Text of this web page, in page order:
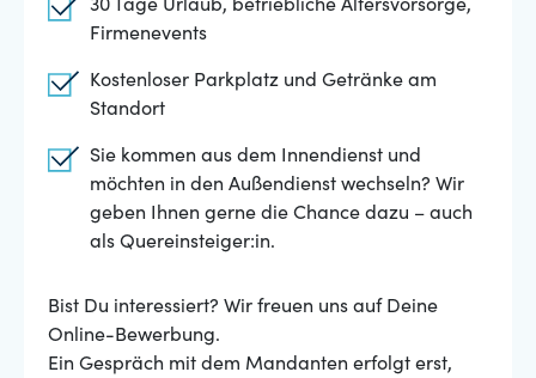
30 Tage Urlaub, betriebliche Altersvorsorge,
Firmenevents
Kostenloser Parkplatz und Getränke am
Standort
Sie kommen aus dem Innendienst und
möchten in den Außendienst wechseln? Wir
geben Ihnen gerne die Chance dazu – auch
als Quereinsteiger:in.
Bist Du interessiert? Wir freuen uns auf Deine
Online-Bewerbung.
Ein Gespräch mit dem Mandanten erfolgt erst,